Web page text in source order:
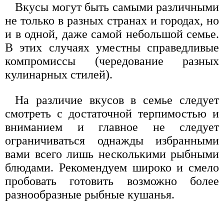
Вкусы могут быть самыми различными
не только в разных странах и городах, но
и в одной, даже самой небольшой семье.
В этих случаях уместны справедливые
компромиссы (чередование разных
кулинарных стилей).
На различие вкусов в семье следует
смотреть с достаточной терпимостью и
вниманием и главное не следует
ограничиваться однажды избранными
вами всего лишь несколькими рыбными
блюдами. Рекомендуем широко и смело
пробовать готовить возможно более
разнообразные рыбные кушанья.